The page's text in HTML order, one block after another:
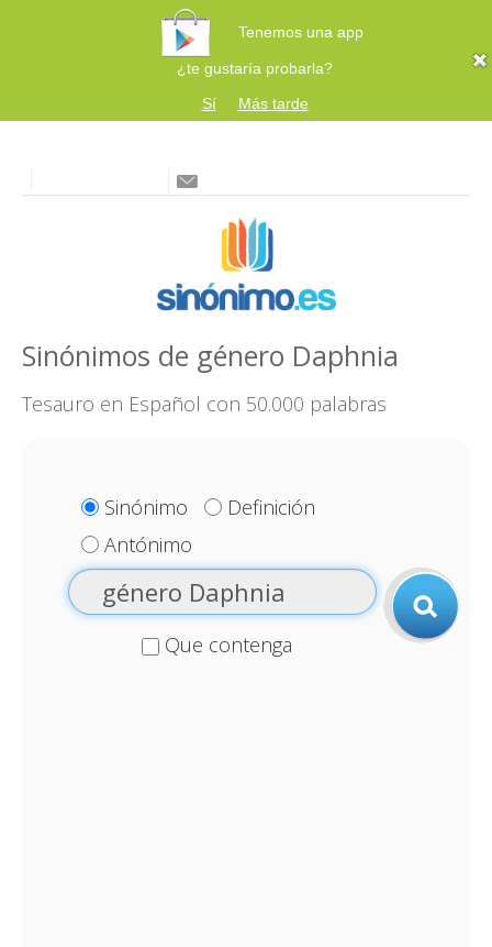
Tenemos una app
¿te gustaría probarla?
Sí
Más tarde
Sinónimos de género Daphnia
Tesauro en Español con 50.000 palabras
Sinónimo
Definición
Antónimo
Que contenga